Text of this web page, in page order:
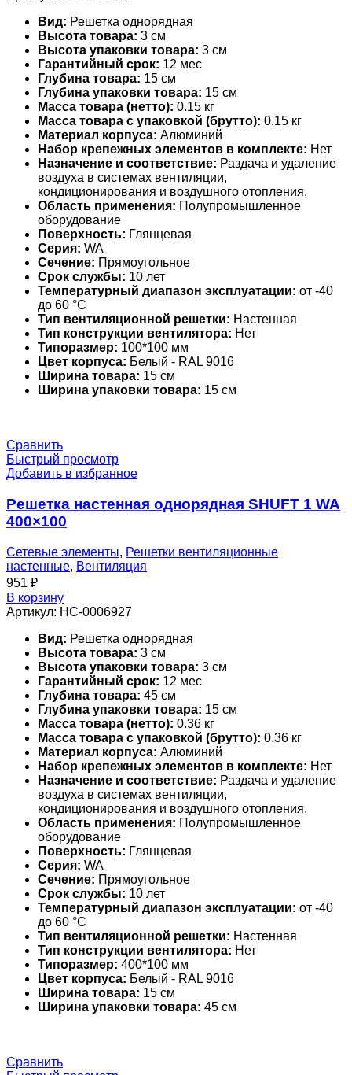
Вид: Решетка однорядная
Высота товара: 3 см
Высота упаковки товара: 3 см
Гарантийный срок: 12 мес
Глубина товара: 15 см
Глубина упаковки товара: 15 см
Масса товара (нетто): 0.15 кг
Масса товара с упаковкой (брутто): 0.15 кг
Материал корпуса: Алюминий
Набор крепежных элементов в комплекте: Нет
Назначение и соответствие: Раздача и удаление
воздуха в системах вентиляции,
кондиционирования и воздушного отопления.
Область применения: Полупромышленное
оборудование
Поверхность: Глянцевая
Серия: WA
Сечение: Прямоугольное
Срок службы: 10 лет
Температурный диапазон эксплуатации: от -40
до 60 °С
Тип вентиляционной решетки: Настенная
Тип конструкции вентилятора: Нет
Типоразмер: 100*100 мм
Цвет корпуса: Белый - RAL 9016
Ширина товара: 15 см
Ширина упаковки товара: 15 см
Сравнить
Быстрый просмотр
Добавить в избранное
Решетка настенная однорядная SHUFT 1 WA
400×100
Сетевые элементы, Решетки вентиляционные
настенные, Вентиляция
951 ₽
В корзину
Артикул: НС-0006927
Вид: Решетка однорядная
Высота товара: 3 см
Высота упаковки товара: 3 см
Гарантийный срок: 12 мес
Глубина товара: 45 см
Глубина упаковки товара: 15 см
Масса товара (нетто): 0.36 кг
Масса товара с упаковкой (брутто): 0.36 кг
Материал корпуса: Алюминий
Набор крепежных элементов в комплекте: Нет
Назначение и соответствие: Раздача и удаление
воздуха в системах вентиляции,
кондиционирования и воздушного отопления.
Область применения: Полупромышленное
оборудование
Поверхность: Глянцевая
Серия: WA
Сечение: Прямоугольное
Срок службы: 10 лет
Температурный диапазон эксплуатации: от -40
до 60 °С
Тип вентиляционной решетки: Настенная
Тип конструкции вентилятора: Нет
Типоразмер: 400*100 мм
Цвет корпуса: Белый - RAL 9016
Ширина товара: 15 см
Ширина упаковки товара: 45 см
Сравнить